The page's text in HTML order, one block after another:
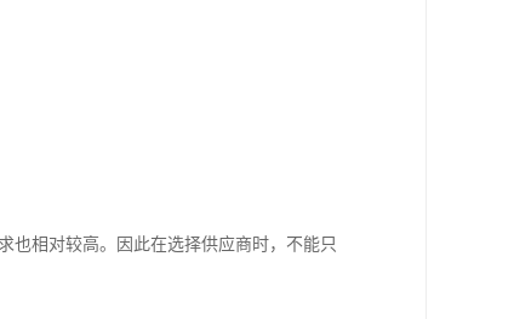
也相对较高。因此在选择供应商时，不能只